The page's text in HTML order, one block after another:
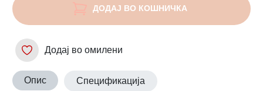
ДОДАЈ ВО КОШНИЧКА
Додај во омилени
Опис Спецификација